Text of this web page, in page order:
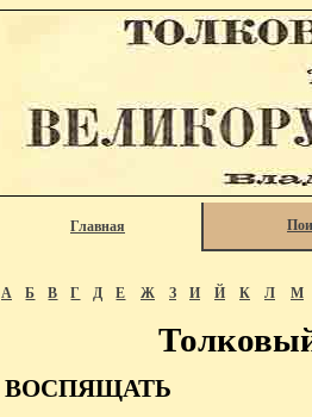
Главная
А Б В Г Д Е Ж З И Й К Л М
ВОСПЯЩАТЬ